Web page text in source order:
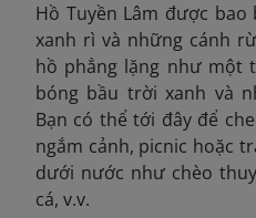
Hồ Tuyền Lâm được
xanh rì và những cánh
hồ phẳng lặng như một
bóng bầu trời xanh và
Bạn có thể tới đây để
ngắm cảnh, picnic hoặc
dưới nước như chèo
cá, v.v.